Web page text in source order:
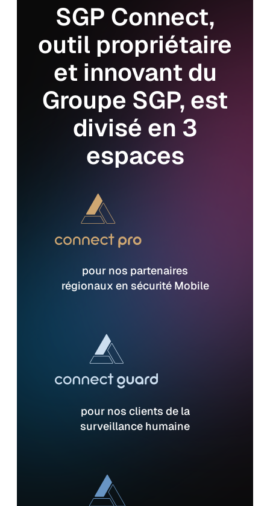
SGP Connect,
outil propriétaire
et innovant du
Groupe SGP, est
divisé en 3
espaces
pour nos partenaires
régionaux en sécurité Mobile
pour nos clients de la
surveillance humaine